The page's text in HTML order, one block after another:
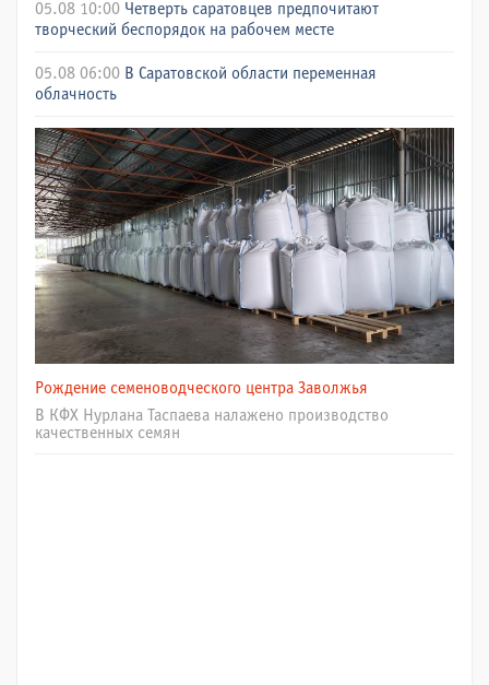
05.08 10:00 Четверть саратовцев предпочитают
творческий беспорядок на рабочем месте
05.08 06:00 В Саратовской области переменная
облачность
Рождение семеноводческого центра Заволжья
В КФХ Нурлана Таспаева налажено производство
качественных семян